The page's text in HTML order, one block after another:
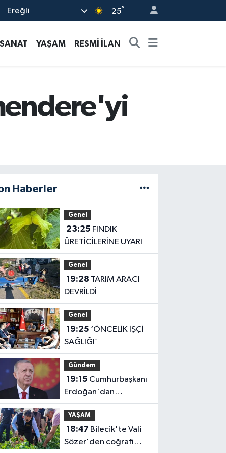
Ereğli 25°
YAŞAM RESMİ İLAN
Haberler
Genel
23:25
ÜRETİCİLERİNE UYARI
Genel
19:28
DEVRİLDİ
Genel
19:25
SAĞLIĞI’
Gündem
19:15
Erdoğan'dan
'Terörsüz Türkiye'
mesajı
YAŞAM
18:47
Sözer'den coğrafi